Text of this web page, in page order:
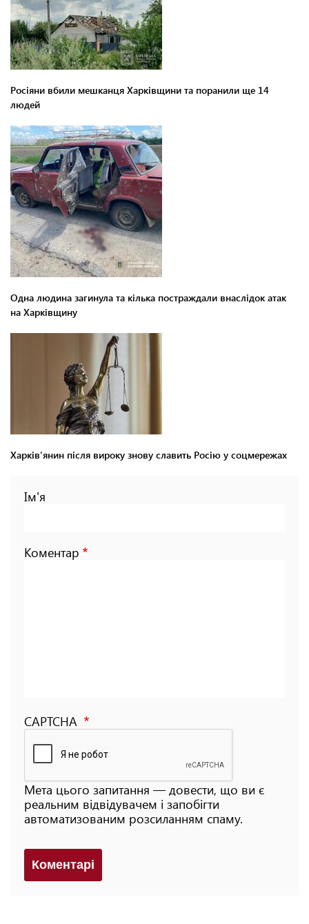
Росіяни вбили мешканця Харківщини та поранили ще 14
людей
Одна людина загинула та кілька постраждали внаслідок атак
на Харківщину
Харків'янин після вироку знову славить Росію у соцмережах
Ім'я
Коментар
CAPTCHA
Мета цього запитання — довести, що ви є
реальним відвідувачем і запобігти
автоматизованим розсиланням спаму.
Коментарi